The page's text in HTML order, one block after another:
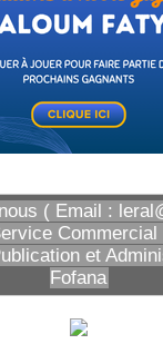
( Email :
Commercial
et
Fofana